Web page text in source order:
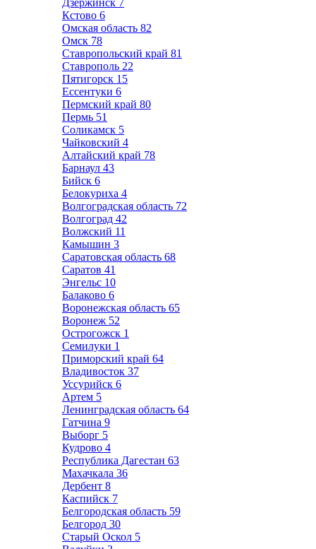
Дзержинск 7
Кстово 6
Омская область 82
Омск 78
Ставропольский край 81
Ставрополь 22
Пятигорск 15
Ессентуки 6
Пермский край 80
Пермь 51
Соликамск 5
Чайковский 4
Алтайский край 78
Барнаул 43
Бийск 6
Белокуриха 4
Волгоградская область 72
Волгоград 42
Волжский 11
Камышин 3
Саратовская область 68
Саратов 41
Энгельс 10
Балаково 6
Воронежская область 65
Воронеж 52
Острогожск 1
Семилуки 1
Приморский край 64
Владивосток 37
Уссурийск 6
Артем 5
Ленинградская область 64
Гатчина 9
Выборг 5
Кудрово 4
Республика Дагестан 63
Махачкала 36
Дербент 8
Каспийск 7
Белгородская область 59
Белгород 30
Старый Оскол 5